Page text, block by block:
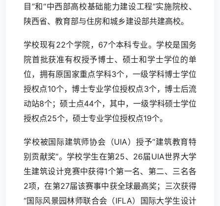
目”和“中西部高校基础能力建设工程”实施院校、
陕西省、教育部与住房和城乡建设部共建高校。
学校现有22个学院，67个本科专业。学校是国务
院首批获准有权授予博士、硕士和学士学位的单
位，拥有原国家重点学科3个，一级学科博士学位
授权点10个，博士专业学位授权点3个，博士后流
动站8个；硕士点44个，其中，一级学科硕士学位
授权点25个，硕士专业学位授权点19个。
学校被国际建筑师协会（UIA）授予“建筑教育特
别贡献奖”。学校学生在第25、26届UIA世界大学
生建筑设计竞赛中获得1个第一名、第二、三名各
2项，在第27届该赛事中获全球最高奖；三次获得
“国际风景园林师联合会（IFLA）国际大学生设计